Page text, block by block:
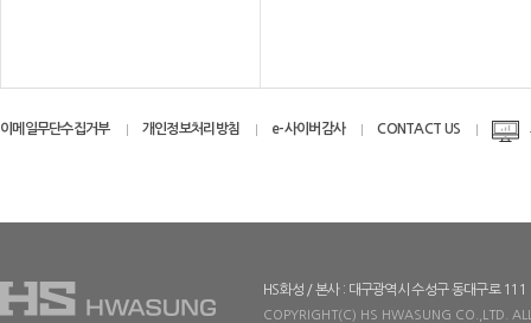
이메일무단수집거부 개인정보처리방침 e-사이버감사 CONTACT US
HS화성 / 본사 : 대구광역시 수성구 동대구로 111
COPYRIGHT(C) HS HWASUNG CO.,LTD.